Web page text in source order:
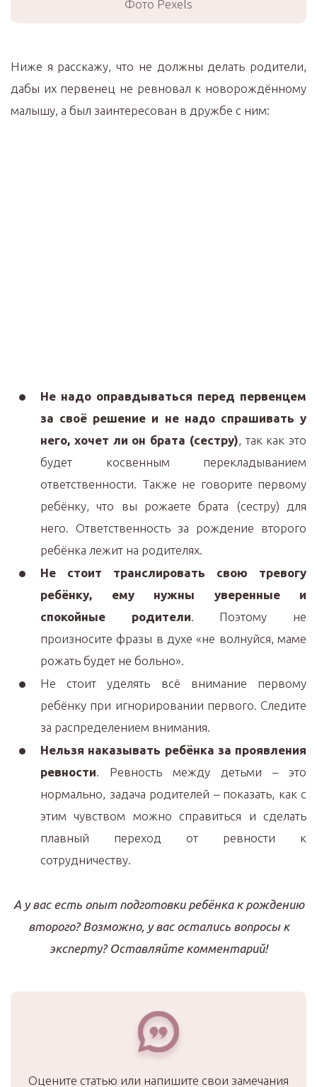
Фото Pexels
Ниже я расскажу, что не должны делать родители,
дабы их первенец не ревновал к новорождённому
малышу, а был заинтересован в дружбе с ним:
Не надо оправдываться перед первенцем
за своё решение и не надо спрашивать у
него, хочет ли он брата (сестру), так как это
будет косвенным перекладыванием
ответственности. Также не говорите первому
ребёнку, что вы рожаете брата (сестру) для
него. Ответственность за рождение второго
ребёнка лежит на родителях.
Не стоит транслировать свою тревогу
ребёнку, ему нужны уверенные и
спокойные родители. Поэтому не
произносите фразы в духе «не волнуйся, маме
рожать будет не больно».
Не стоит уделять всё внимание первому
ребёнку при игнорировании первого. Следите
за распределением внимания.
Нельзя наказывать ребёнка за проявления
ревности. Ревность между детьми – это
нормально, задача родителей – показать, как с
этим чувством можно справиться и сделать
плавный переход от ревности к
сотрудничеству.
А у вас есть опыт подготовки ребёнка к рождению
второго? Возможно, у вас остались вопросы к
эксперту? Оставляйте комментарий!
Оцените статью или напишите свои замечания